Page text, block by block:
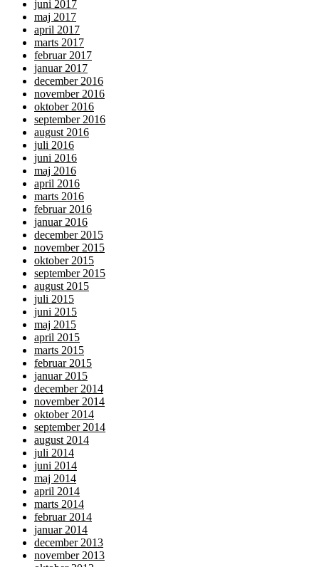
juni 2017
maj 2017
april 2017
marts 2017
februar 2017
januar 2017
december 2016
november 2016
oktober 2016
september 2016
august 2016
juli 2016
juni 2016
maj 2016
april 2016
marts 2016
februar 2016
januar 2016
december 2015
november 2015
oktober 2015
september 2015
august 2015
juli 2015
juni 2015
maj 2015
april 2015
marts 2015
februar 2015
januar 2015
december 2014
november 2014
oktober 2014
september 2014
august 2014
juli 2014
juni 2014
maj 2014
april 2014
marts 2014
februar 2014
januar 2014
december 2013
november 2013